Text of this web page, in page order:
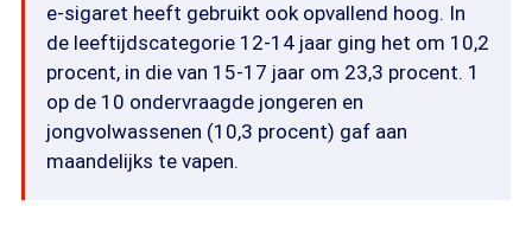
e-sigaret heeft gebruikt ook opvallend hoog. In
de leeftijdscategorie 12-14 jaar ging het om 10,2
procent, in die van 15-17 jaar om 23,3 procent. 1
op de 10 ondervraagde jongeren en
jongvolwassenen (10,3 procent) gaf aan
maandelijks te vapen.